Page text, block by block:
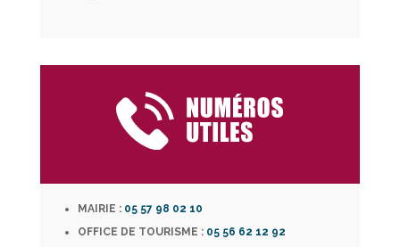
MAIRIE : 05 57 98 02 10
OFFICE DE TOURISME : 05 56 62 12 92